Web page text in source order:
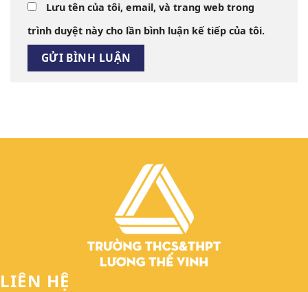
Lưu tên của tôi, email, và trang web trong
trình duyệt này cho lần bình luận kế tiếp của tôi.
LIÊN HỆ